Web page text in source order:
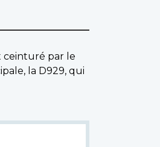
ceinturé par le
la D929, qui